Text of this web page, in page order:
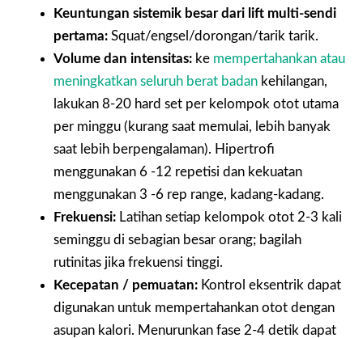
Keuntungan sistemik besar dari lift multi-sendi
pertama: Squat/engsel/dorongan/tarik tarik.
Volume dan intensitas: ke mempertahankan atau
meningkatkan seluruh berat badan kehilangan,
lakukan 8-20 hard set per kelompok otot utama
per minggu (kurang saat memulai, lebih banyak
saat lebih berpengalaman). Hipertrofi
menggunakan 6 -12 repetisi dan kekuatan
menggunakan 3 -6 rep range, kadang-kadang.
Frekuensi: Latihan setiap kelompok otot 2-3 kali
seminggu di sebagian besar orang; bagilah
rutinitas jika frekuensi tinggi.
Kecepatan / pemuatan: Kontrol eksentrik dapat
digunakan untuk mempertahankan otot dengan
asupan kalori. Menurunkan fase 2-4 detik dapat